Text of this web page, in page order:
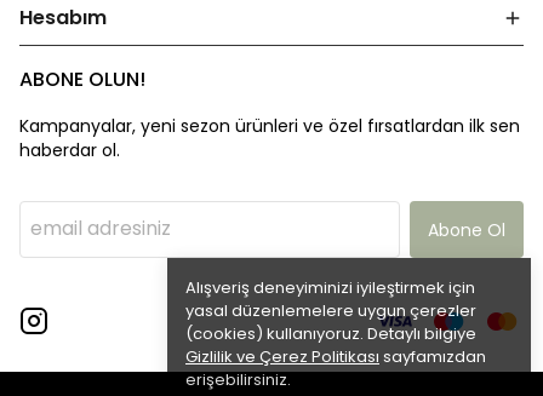
Alışveriş deneyiminizi iyileştirmek için
yasal düzenlemelere uygun çerezler
(cookies) kullanıyoruz. Detaylı bilgiye
Gizlilik ve Çerez Politikası sayfamızdan
erişebilirsiniz.
Hesabım
ABONE OLUN!
Kampanyalar, yeni sezon ürünleri ve özel fırsatlardan ilk sen
haberdar ol.
Abone Ol